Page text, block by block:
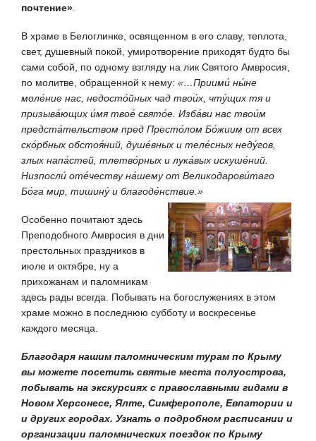
почтение».
В храме в Белоглинке, освященном в его славу, теплота,
свет, душевный покой, умиротворение приходят будто бы
сами собой, по одному взгляду на лик Святого Амвросия,
по молитве, обращенной к нему: «…Приими́ ны́не
моле́ние нас, недосто́йных чад твои́х, чту́щих тя и
призыва́ющих и́мя твое́ свято́е. Изба́ви нас твои́м
предста́тельством пред Престо́лом Бо́жиим от всех
ско́рбных обстоя́ний, душе́вных и теле́сных неду́гов,
злых напа́стей, тлетво́рных и лука́вых искуше́ний.
Низпосли́ оте́честву на́шему от Великодарови́таго
Бо́га мир, тишину́ и благоде́нствие.»
Особенно почитают здесь
Преподобного Амвросия в дни
престольных праздников в
июле и октябре, ну а
прихожанам и паломникам
здесь рады всегда. Побывать на богослужениях в этом
храме можно в последнюю субботу и воскресенье
каждого месяца.
Благодаря нашим паломническим турам по Крыму
вы можете посетить святые места полуострова,
побывать на экскурсиях с православными гидами в
Новом Херсонесе, Ялте, Симферополе, Евпатории и
и других городах. Узнать о подробном расписании и
организации паломнических поездок по Крыму